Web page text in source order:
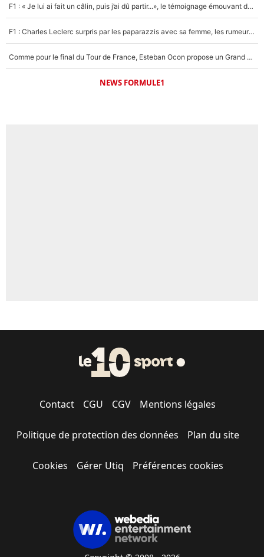
F1 : « Je lui ai fait un câlin, puis j’ai dû partir...», le témoignage émouvant de Max Verstappen sur sa fille
F1 : Charles Leclerc surpris par les paparazzis avec sa femme, les rumeurs étaient vraies !
Comme pour le final du Tour de France, Esteban Ocon propose un Grand Prix de Formule 1 à Paris : «Autour de l’Arc de Triomphe, ce serait génial» !
NEWS FORMULE1
Contact CGU CGV Mentions légales
Politique de protection des données Plan du site
Cookies Gérer Utiq Préférences cookies